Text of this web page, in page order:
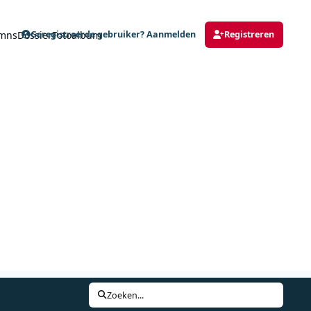
DossierFotoalbum
Geregistreerde gebruiker? Aanmelden Registreren
Zoeken...